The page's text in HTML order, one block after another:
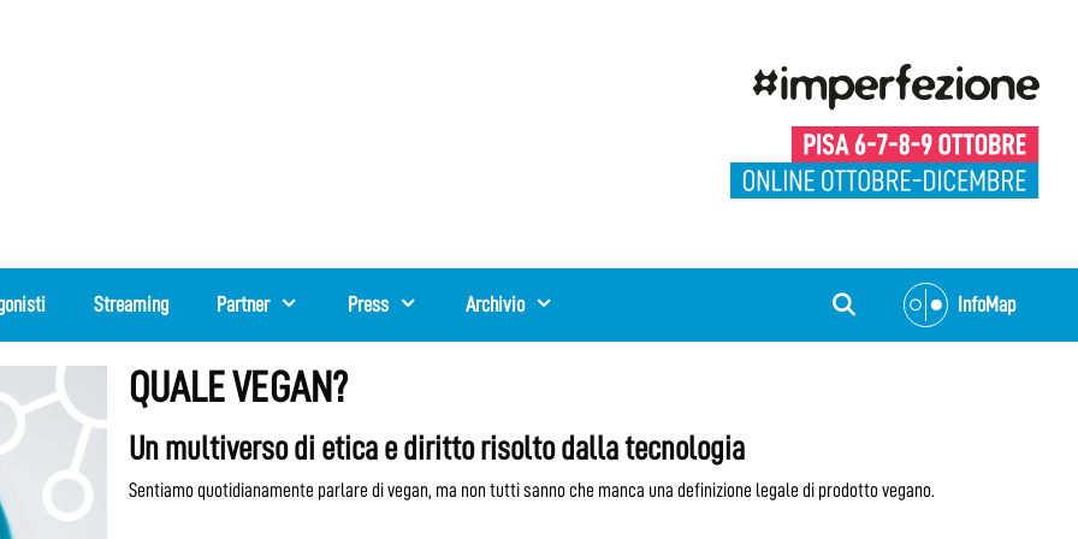
Streaming Partner Press Archivio InfoMap
QUALE VEGAN?
Un multiverso di etica e diritto risolto dalla tecnologia
Sentiamo quotidianamente parlare di vegan, ma non tutti sanno che manca una definizione legale di prodotto vegano.